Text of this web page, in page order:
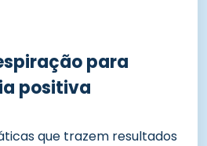
para
positiva
que trazem resultados